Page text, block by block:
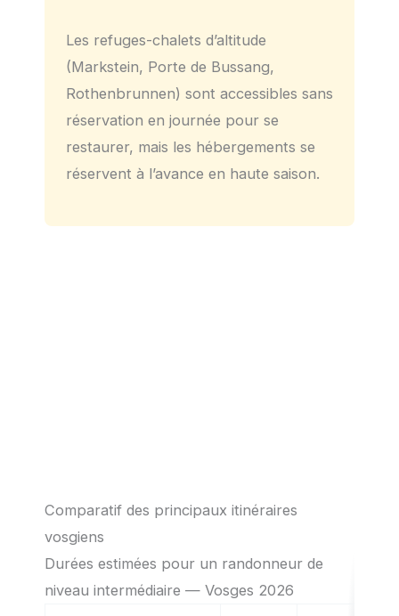
Les refuges-chalets d’altitude
(Markstein, Porte de Bussang,
Rothenbrunnen) sont accessibles sans
réservation en journée pour se
restaurer, mais les hébergements se
réservent à l’avance en haute saison.
Comparatif des principaux itinéraires
vosgiens
Durées estimées pour un randonneur de
niveau intermédiaire — Vosges 2026